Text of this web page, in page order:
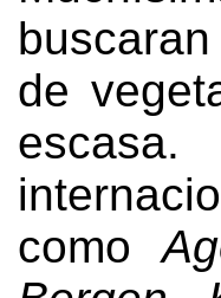
de
como